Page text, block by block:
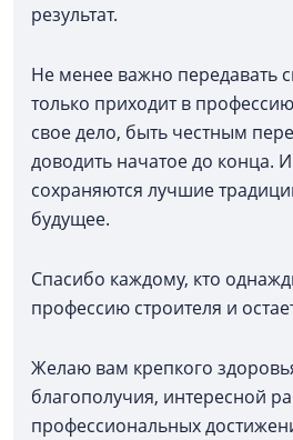
результат.
Не менее важно передавать
только приходит в
свое дело, быть честным
доводить начатое до конца.
сохраняются лучшие
будущее.
Спасибо каждому, кто
профессию строителя и
Желаю вам крепкого
благополучия, интересной
профессиональных